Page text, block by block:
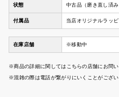
状態 中古品（磨き直し済み
付属品 当店オリジナルラッ
在庫店舗 ※移動中
※商品の詳細に関してはこちらの店舗にお問
※混雑の際は電話が繋がりにいくことがござい